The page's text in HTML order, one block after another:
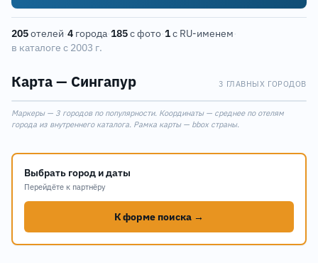
205отелей·4 города·185с фото·1с RU-именем·
в каталоге с 2003 г.
Карта — Сингапур 3 ГЛАВНЫХ ГОРОДОВ
2
+
Маркеры — 3 городов по популярности. Координаты — среднее по отелям
города из внутреннего каталога. Рамка карты — bbox страны.
Выбрать город и даты
Перейдёте к партнёру
К форме поиска →